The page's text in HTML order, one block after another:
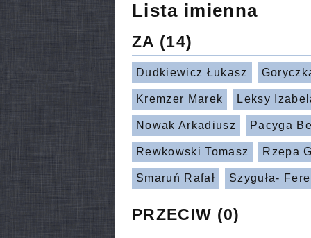
Lista imienna
ZA (14)
Dudkiewicz Łukasz
Kremzer Marek Leksy
Nowak Arkadiusz Pacyga
Rewkowski Tomasz Rzepa
Smaruń Rafał Szyguła-
PRZECIW (0)